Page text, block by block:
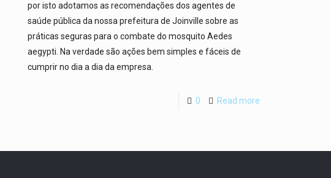
por isto adotamos as recomendações dos agentes de
saúde pública da nossa prefeitura de Joinville sobre as
práticas seguras para o combate do mosquito Aedes
aegypti. Na verdade são ações bem simples e fáceis de
cumprir no dia a dia da empresa.
0 Read more